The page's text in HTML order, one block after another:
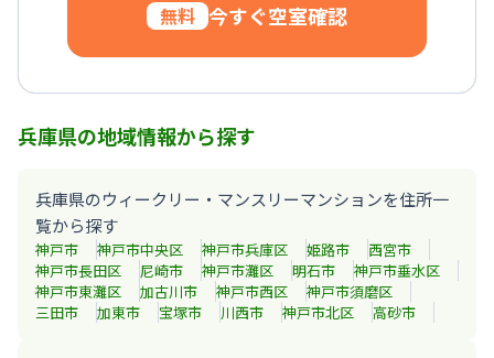
無料 今すぐ空室確認
兵庫県の地域情報から探す
兵庫県のウィークリー・マンスリーマンションを住所一
覧から探す
神戸市 神戸市中央区 神戸市兵庫区 姫路市
西宮市
神戸市長田区
尼崎市 神戸市灘区 明石市
神戸市垂水区
神戸市東灘区
加古川市 神戸市西区
神戸市須磨区
三田市
加東市 宝塚市 川西市 神戸市北区 高砂市